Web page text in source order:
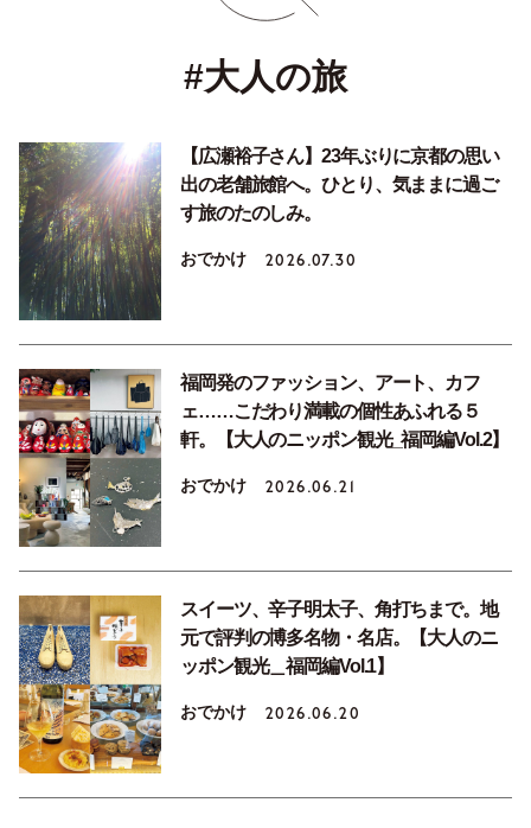
#大人の旅
【広瀬裕子さん】23年ぶりに京都の思い
出の老舗旅館へ。ひとり、気ままに過ご
す旅のたのしみ。
おでかけ 2026.07.30
福岡発のファッション、アート、カフ
ェ……こだわり満載の個性あふれる５
軒。【大人のニッポン観光_福岡編Vol.2】
おでかけ 2026.06.21
スイーツ、辛子明太子、角打ちまで。地
元で評判の博多名物・名店。【大人のニ
ッポン観光＿福岡編Vol.1】
おでかけ 2026.06.20